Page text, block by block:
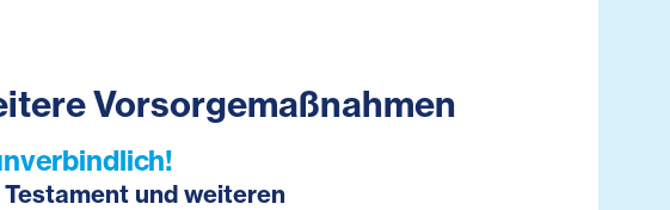
Vorsorgemaßnahmen
und weiteren